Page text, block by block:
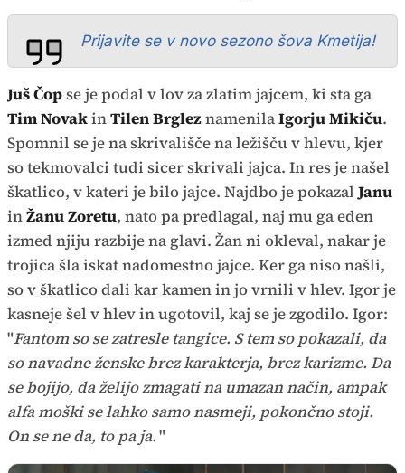
Prijavite se v novo sezono šova Kmetija!
Juš Čopse je podal v lov za zlatim jajcem, ki sta ga
Tim NovakinTilen BrgleznamenilaIgorju Mikiču.
Spomnil se je na skrivališče na ležišču v hlevu, kjer
so tekmovalci tudi sicer skrivali jajca. In res je našel
škatlico, v kateri je bilo jajce. Najdbo je pokazalJanu
inŽanu Zoretu, nato pa predlagal, naj mu ga eden
izmed njiju razbije na glavi. Žan ni okleval, nakar je
trojica šla iskat nadomestno jajce. Ker ga niso našli,
so v škatlico dali kar kamen in jo vrnili v hlev. Igor je
kasneje šel v hlev in ugotovil, kaj se je zgodilo. Igor:
"Fantom so se zatresle tangice. S tem so pokazali, da
so navadne ženske brez karakterja, brez karizme. Da
se bojijo, da želijo zmagati na umazan način, ampak
alfa moški se lahko samo nasmeji, pokončno stoji.
On se ne da, to pa ja."